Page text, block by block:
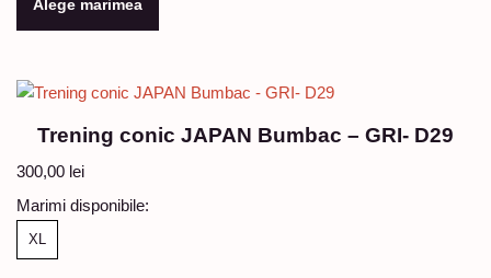
Alege marimea
Trening conic JAPAN Bumbac – GRI- D29
300,00 lei
Marimi disponibile:
XL